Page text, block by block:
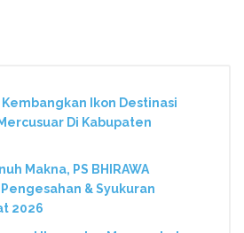
Kembangkan Ikon Destinasi
Di Kabupaten
Makna, PS BHIRAWA
Pengesahan & Syukuran
2026